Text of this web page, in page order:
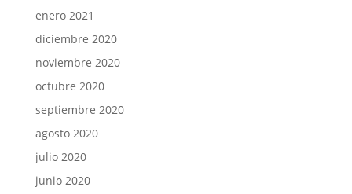
enero 2021
diciembre 2020
noviembre 2020
octubre 2020
septiembre 2020
agosto 2020
julio 2020
junio 2020